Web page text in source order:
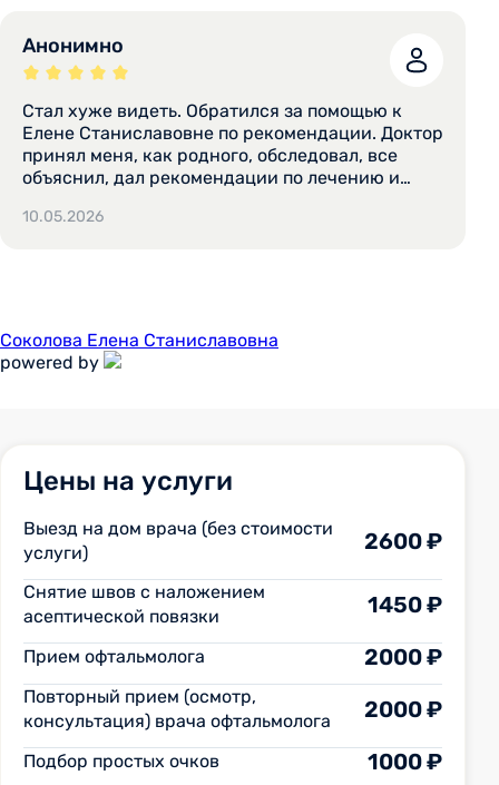
также Елена Станиславовна выписала мне
рецепт на очки. Доктор очень внимательна к
пациенту и вежлива. Я рекомендую данного
врача как грамотного специалиста.
Тщательность осмотра, лечение, вежливость.
Анонимно
Стал хуже видеть. Обратился за помощью к
Елене Станиславовне по рекомендации. Доктор
принял меня, как родного, обследовал, все
объяснил, дал рекомендации по лечению и
Отношение доктора к пациенту внимательное и
10.05.2026
Соколова Елена Станиславовна
powered by
Цены на услуги
Выезд на дом врача (без стоимости
услуги)
2600 ₽
Снятие швов с наложением
асептической повязки
1450 ₽
Прием офтальмолога 2000 ₽
Повторный прием (осмотр,
консультация) врача офтальмолога
2000 ₽
Подбор простых очков 1000 ₽